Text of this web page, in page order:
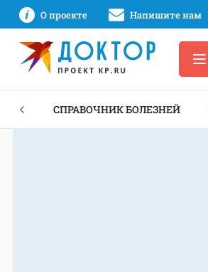
О проекте Напишите нам
СПРАВОЧНИК БОЛЕЗНЕЙ